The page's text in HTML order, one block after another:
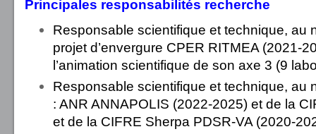
Principales responsabilités recherche
Responsable scientifique et technique, au
projet d’envergure CPER RITMEA (2021-
l’animation scientifique de son axe 3 (9
Responsable scientifique et technique, au
: ANR ANNAPOLIS (2022-2025) et de la
et de la CIFRE Sherpa PDSR-VA (2020-